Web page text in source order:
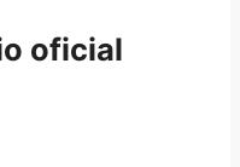
oficial